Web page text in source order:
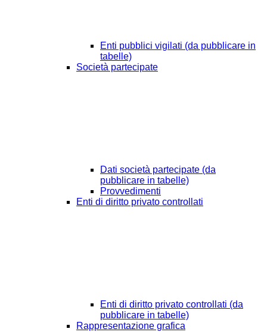
Enti pubblici vigilati (da pubblicare in
tabelle)
Società partecipate
Dati società partecipate (da
pubblicare in tabelle)
Provvedimenti
Enti di diritto privato controllati
Enti di diritto privato controllati (da
pubblicare in tabelle)
Rappresentazione grafica